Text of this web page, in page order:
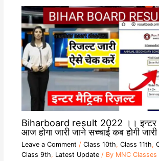
Biharboard result 2022 ।। इन्टर
आज होगा जारी जाने सच्चाई कब होगी जारी
Leave a Comment / Class 10th, Class 11th,
Class 9th, Latest Update/ By MNC Classes